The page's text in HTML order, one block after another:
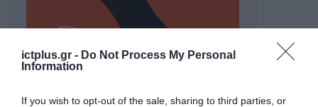
ictplus.gr - Do Not Process My Personal
Information
If you wish to opt-out of the sale, sharing to third parties, or